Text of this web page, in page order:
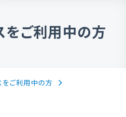
をご利用中の方
ご利用中の方